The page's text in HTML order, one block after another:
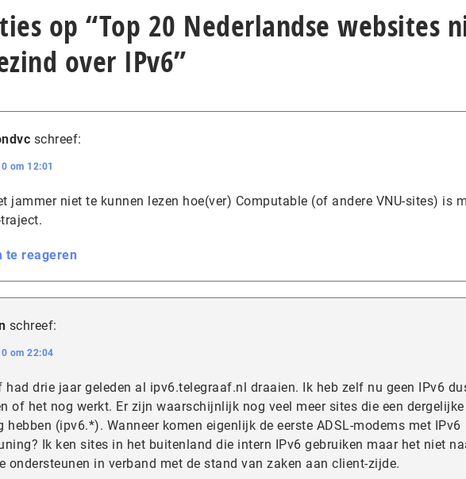
op “Top 20 Nederlandse websites
over IPv6”
schreef:
om 12:01
jammer niet te kunnen lezen hoe(ver) Computable (of andere VNU-sites) is
te reageren
schreef:
om 22:04
had drie jaar geleden al ipv6.telegraaf.nl draaien. Ik heb zelf nu geen IPv6
of het nog werkt. Er zijn waarschijnlijk nog veel meer sites die een dergelijke
hebben (ipv6.*). Wanneer komen eigenlijk de eerste ADSL-modems met IPv6
Ik ken sites in het buitenland die intern IPv6 gebruiken maar het niet
ondersteunen in verband met de stand van zaken aan client-zijde.